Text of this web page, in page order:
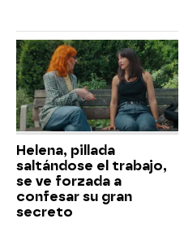
Helena, pillada
saltándose el trabajo,
se ve forzada a
confesar su gran
secreto